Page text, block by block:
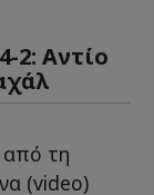
2: Αντίο